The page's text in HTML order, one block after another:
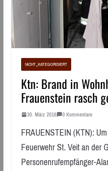
NICHT_KATEGORISIERT
Ktn: Brand in
Frauenstein rasch
30. März 2016 0 Kommentare
FRAUENSTEIN (KTN):
Feuerwehr St. Veit an der
Personenrufempfänger-